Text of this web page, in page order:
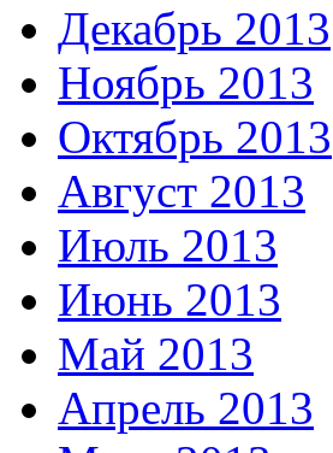
Декабрь 2013
Ноябрь 2013
Октябрь 2013
Август 2013
Июль 2013
Июнь 2013
Май 2013
Апрель 2013